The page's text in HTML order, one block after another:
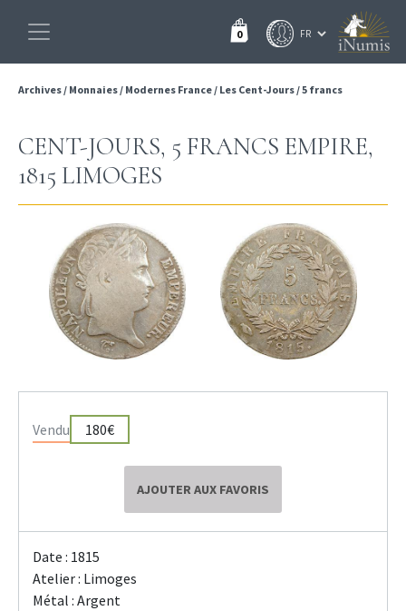
0
Archives/ Monnaies/ Modernes France/ Les Cent-Jours/5 francs
CENT-JOURS, 5 FRANCS EMPIRE,
1815 LIMOGES
Vendu 180€
AJOUTER AUX FAVORIS
Date : 1815
Atelier : Limoges
Métal : Argent